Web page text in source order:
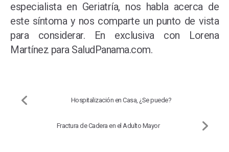
especialista en Geriatría, nos habla acerca de
este síntoma y nos comparte un punto de vista
para considerar. En exclusiva con Lorena
Martínez para SaludPanama.com.
Hospitalización en Casa, ¿Se puede?
Fractura de Cadera en el Adulto Mayor